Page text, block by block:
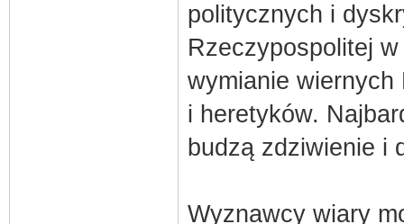
politycznych i
Rzeczypospolitej
wymianie
i heretyków.
budzą zdziwienie i
Wyznawcy wiary